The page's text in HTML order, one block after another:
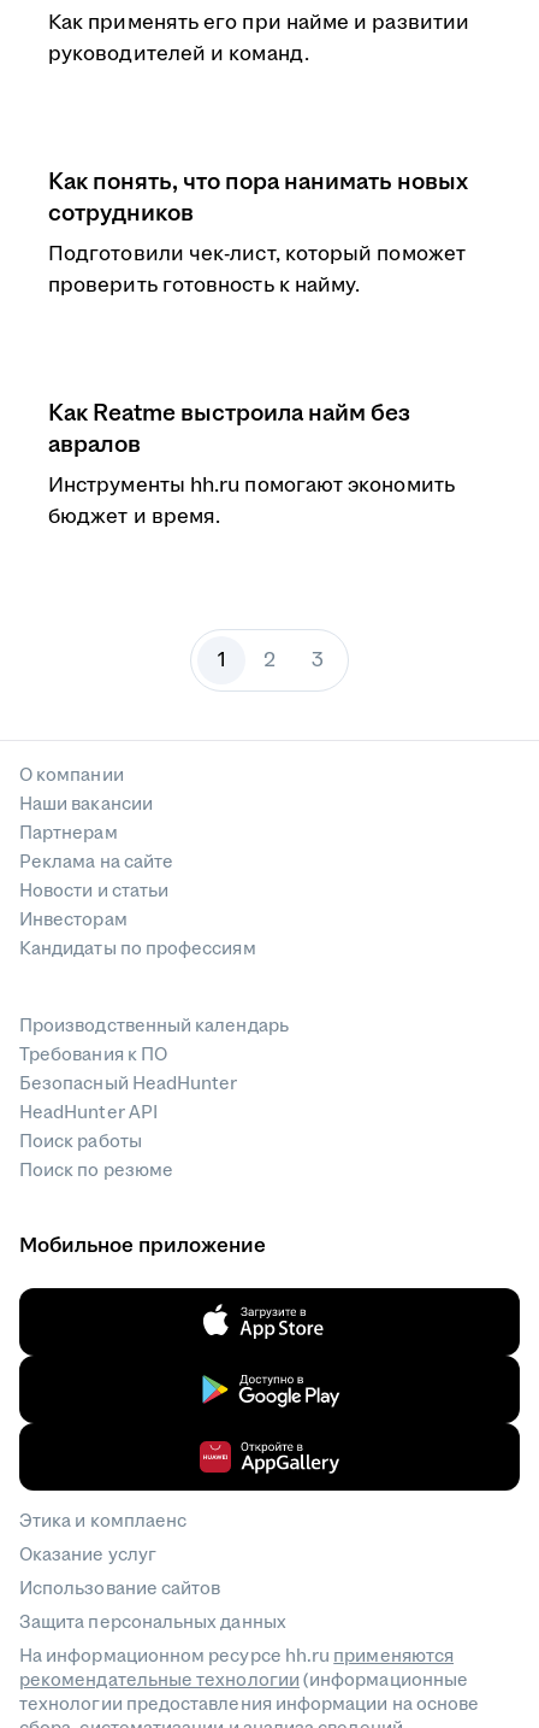
Как применять его при найме и развитии
руководителей и команд.
Как понять, что пора нанимать новых
сотрудников
Подготовили чек-лист, который поможет
проверить готовность к найму.
Как Reatme выстроила найм без
авралов
Инструменты hh.ru помогают экономить
бюджет и время.
1 2 3
О компании
Наши вакансии
Партнерам
Реклама на сайте
Новости и статьи
Инвесторам
Кандидаты по профессиям
Производственный календарь
Требования к ПО
Безопасный HeadHunter
HeadHunter API
Поиск работы
Поиск по резюме
Мобильное приложение
Этика и комплаенс
Оказание услуг
Использование сайтов
Защита персональных данных
На информационном ресурсе hh.ru применяются
рекомендательные технологии(информационные
технологии предоставления информации на основе